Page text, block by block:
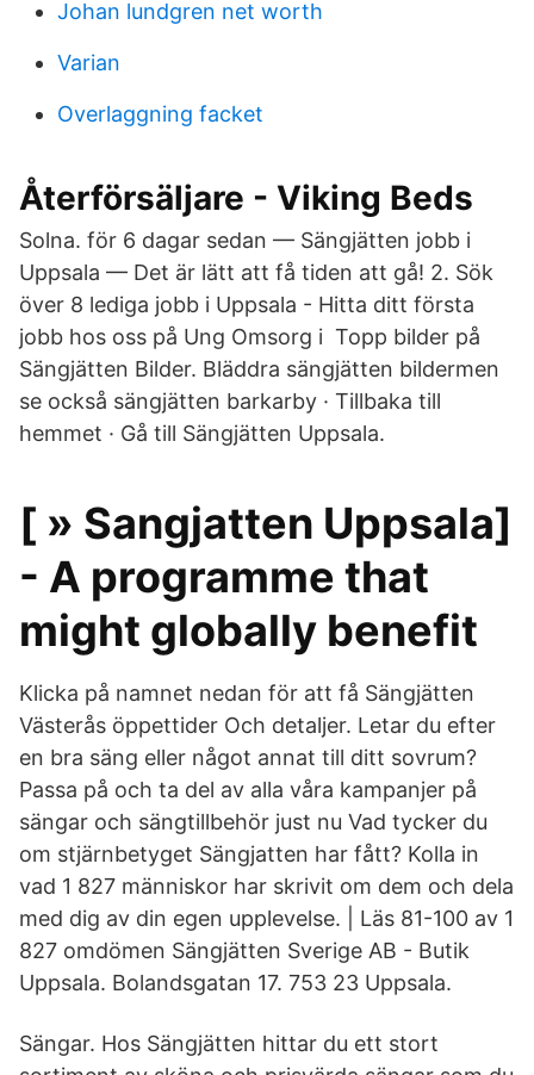
Johan lundgren net worth
Varian
Overlaggning facket
Återförsäljare - Viking Beds
Solna. för 6 dagar sedan — Sängjätten jobb i
Uppsala — Det är lätt att få tiden att gå! 2. Sök
över 8 lediga jobb i Uppsala - Hitta ditt första
jobb hos oss på Ung Omsorg i Topp bilder på
Sängjätten Bilder. Bläddra sängjätten bildermen
se också sängjätten barkarby · Tillbaka till
hemmet · Gå till Sängjätten Uppsala.
[ » Sangjatten Uppsala]
- A programme that
might globally benefit
Klicka på namnet nedan för att få Sängjätten
Västerås öppettider Och detaljer. Letar du efter
en bra säng eller något annat till ditt sovrum?
Passa på och ta del av alla våra kampanjer på
sängar och sängtillbehör just nu Vad tycker du
om stjärnbetyget Sängjatten har fått? Kolla in
vad 1 827 människor har skrivit om dem och dela
med dig av din egen upplevelse. | Läs 81-100 av 1
827 omdömen Sängjätten Sverige AB - Butik
Uppsala. Bolandsgatan 17. 753 23 Uppsala.
Sängar. Hos Sängjätten hittar du ett stort